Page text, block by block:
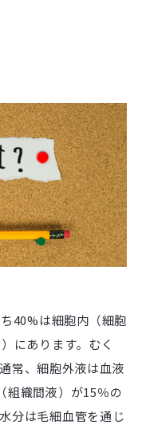
40%は細胞内（細胞
にあります。むく
常、細胞外液は血液
組織間液）が15％の
分は毛細血管を通じ